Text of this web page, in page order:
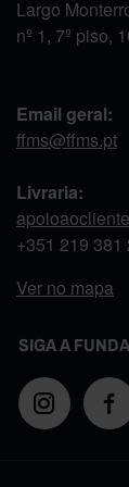
Largo
nº 1, 7º piso,
Email geral:
ffms@ffms.pt
Livraria:
+351 219 381
Ver no mapa
SIGA A